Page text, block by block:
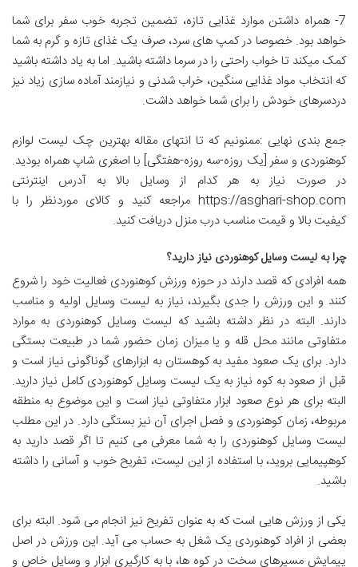
7- همراه داشتن موارد غذایی تازه، تضمین تجربه خوب سفر برای شما
خواهد بود. خصوصا در کمپ های سرد، صرف یک غذای تازه و گرم به شما
کمک میکند تا خواب راحتی را در سرما داشته باشید. اما به یاد داشته باشید
که انتخاب مواد غذایی سنگین، خراب شدنی و نیازمند آماده سازی زیاد نیز
دردسرهای خودش را برای شما خواهد داشت.
جمع بندی نهایی :ممنونیم که تا انتهای مقاله بهترین چک لیست لوازم
کوهنوردی و سفر [یک روزه-سه روزه-هفتگی] با اصغری شاپ همراه بودید.
در صورت نیاز به هر کدام از وسایل بالا به آدرس اینترنتی
https://asghari-shop.com مراجعه کنید و کالای موردنظر را با
کیفیت بالا و قیمت مناسب درب منزل دریافت کنید.
چرا به لیست وسایل کوهنوردی نیاز دارید؟
همه افرادی که قصد دارند در حوزه ورزش کوهنوردی فعالیت خود را شروع
کنند و این ورزش را جدی بگیرند، نیاز به لیست وسایل اولیه و مناسب
دارند. البته در نظر داشته باشید که لیست وسایل کوهنوردی به موارد
متفاوتی مانند محل قله و یا میزان زمان حضور شما در طبیعت بستگی
دارد. برای یک صعود مفید به کوهستان به ابزارهای گوناگونی نیاز است و
قبل از صعود به کوه نیاز به یک لیست وسایل کوهنوردی کامل نیاز دارید.
البته برای هر نوع صعود ابزار متفاوتی نیاز است و این موضوع به منطقه
مربوطه، زمان کوهنوردی و فصل اجرای آن نیز بستگی دارد. در این مطلب
لیست وسایل کوهنوردی را به شما معرفی می کنیم تا اگر قصد دارید به
کوهپیمایی بروید، با استفاده از این لیست، تفریح خوب و آسانی را داشته
باشید.
یکی از ورزش هایی است که به عنوان تفریح نیز انجام می شود. البته برای
بعضی از افراد کوهنوردی یک شغل به حساب می آید. این ورزش در اصل
پیمایش مسیرهای سخت در کوه ها، با به کارگیری ابزار و وسایل خاص و